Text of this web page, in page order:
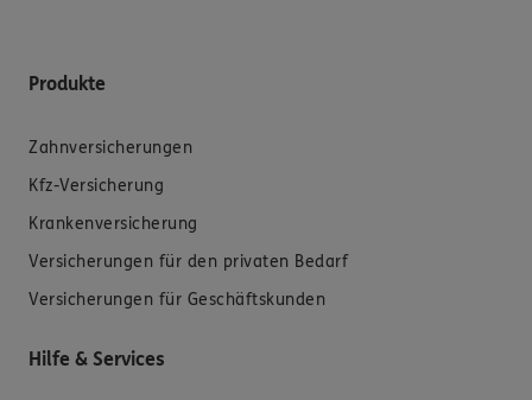
Produkte
Zahnversicherungen
Kfz-Versicherung
Krankenversicherung
Versicherungen für den privaten Bedarf
Versicherungen für Geschäftskunden
Hilfe & Services